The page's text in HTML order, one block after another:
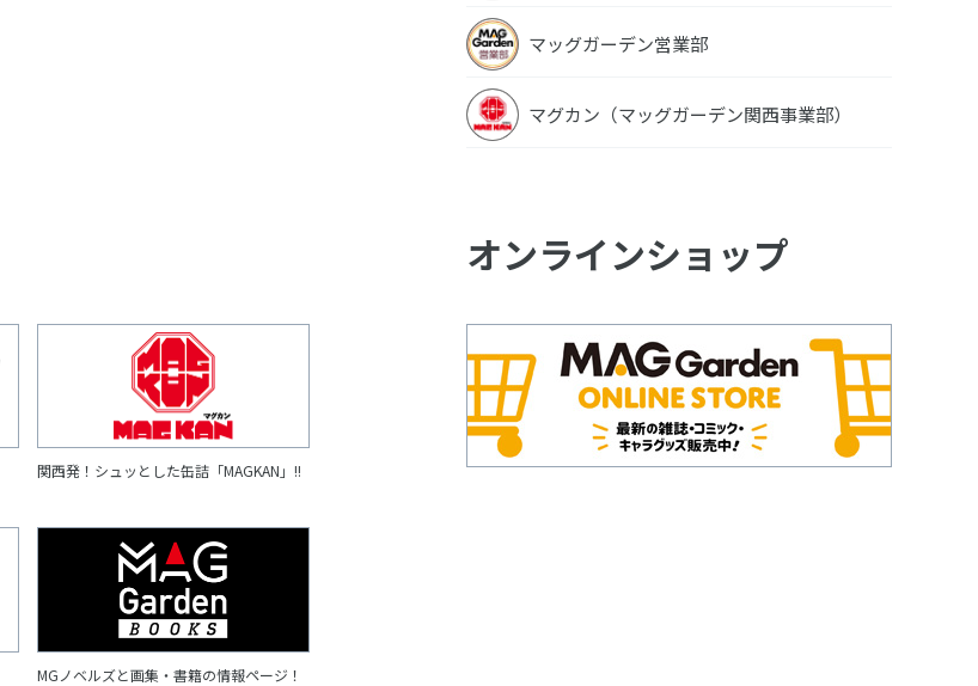
マッグガーデン営業部
マグカン（マッグガーデン関西事業部）
関西発！シュッとした缶詰「MAGKAN」!!
MGノベルズと画集・書籍の情報ページ！
オンラインショップ